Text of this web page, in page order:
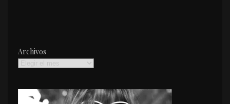
Archivos